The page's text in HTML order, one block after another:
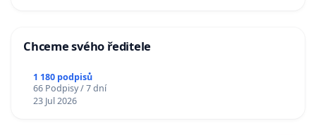
Chceme svého ředitele
1 180 podpisů
66 Podpisy / 7 dní
23 Jul 2026